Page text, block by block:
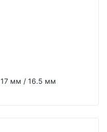
17 мм / 16.5 мм